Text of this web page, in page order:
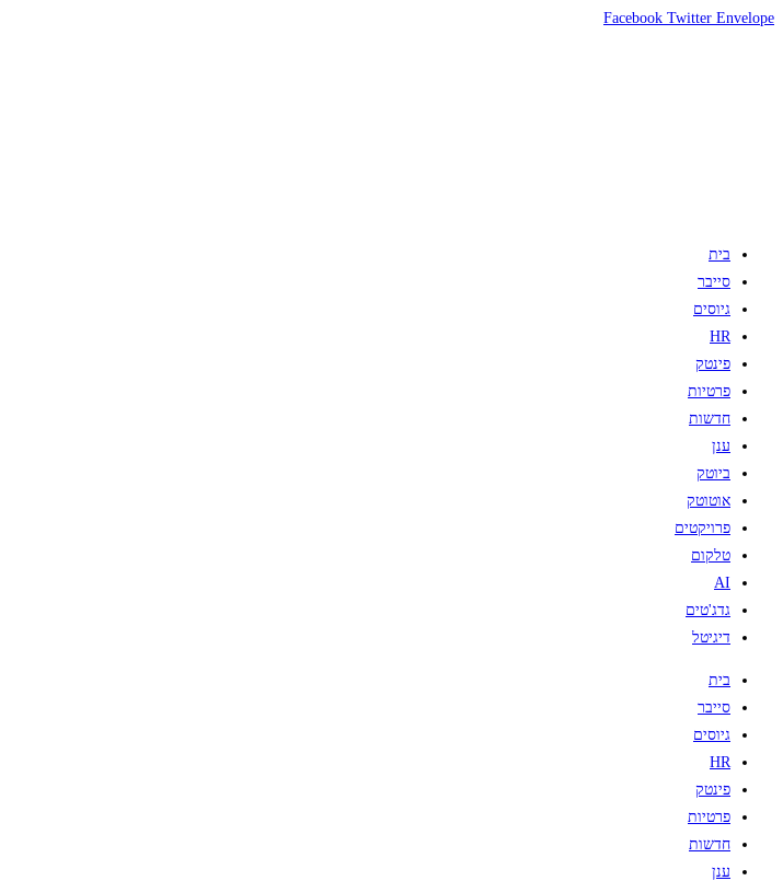
Facebook Twitter Envelope
בית
סייבר
גיוסים
HR
פינטק
פרטיות
חדשות
ענן
ביוטק
אוטוטק
פרויקטים
טלקום
AI
גדג'טים
דיגיטל
בית
סייבר
גיוסים
HR
פינטק
פרטיות
חדשות
ענן